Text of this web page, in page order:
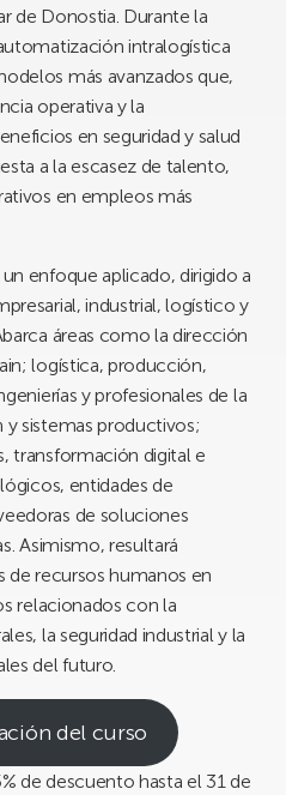
de Donostia. Durante la
intralogística
más avanzados que,
operativa y la
en seguridad y salud
a la escasez de talento,
en empleos más
enfoque aplicado, dirigido a
industrial, logístico y
áreas como la dirección
logística, producción,
y profesionales de la
sistemas productivos;
transformación digital e
entidades de
de soluciones
Asimismo, resultará
de recursos humanos en
relacionados con la
la seguridad industrial y la
del futuro.
del curso
de descuento hasta el 31 de